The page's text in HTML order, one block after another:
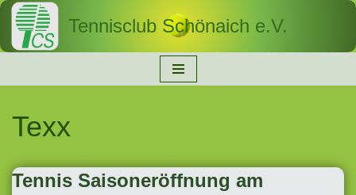
Zum
Tennisclub Schönaich e.V.
Texx
Tennis Saisoneröffnung am